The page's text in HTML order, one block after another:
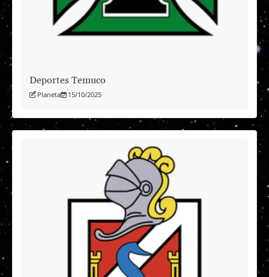
Deportes Temuco
Planeta 15/10/2025